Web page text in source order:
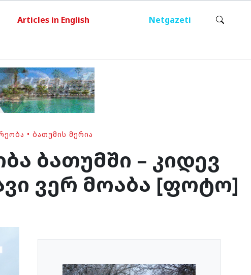
Articles in English Netgazeti
• ᲑᲐᲗᲣᲛᲘᲡ ᲛᲔᲠᲘᲐ
ბათუმში – კიდევ
ვერ მოაბა [ფოტო]